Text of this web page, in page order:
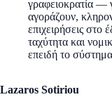
γραφειοκρατία —
αγοράζουν,
επιχειρήσεις στο
ταχύτητα και
επειδή το
Lazaros Sotiriou